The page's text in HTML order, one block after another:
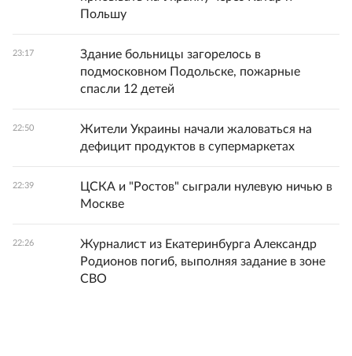
Польшу
23:17
Здание больницы загорелось в
подмосковном Подольске, пожарные
спасли 12 детей
22:50
Жители Украины начали жаловаться на
дефицит продуктов в супермаркетах
22:39
ЦСКА и "Ростов" сыграли нулевую ничью в
Москве
22:26
Журналист из Екатеринбурга Александр
Родионов погиб, выполняя задание в зоне
СВО